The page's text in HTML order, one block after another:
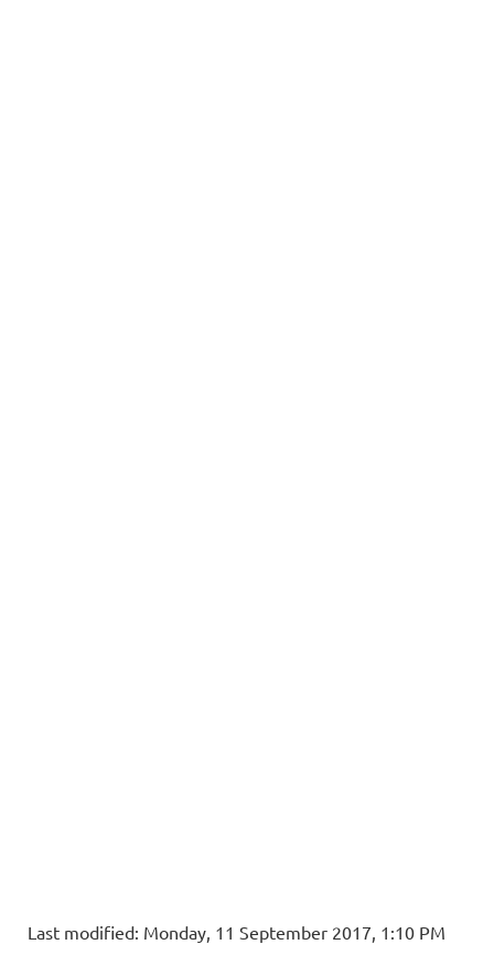
Last modified: Monday, 11 September 2017, 1:10 PM